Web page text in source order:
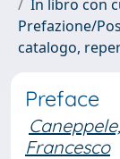
In libro con
Prefazione/
catalogo,
Preface
Francesco